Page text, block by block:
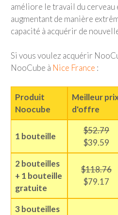
améliore le travail du cerveau
augmentant de manière
capacité à acquérir de
Si vous voulez acquérir
NooCube à Nice France :
Produit
Noocube
Meilleur
d'offre
1 bouteille
$52.79
$39.59
2 bouteilles
+ 1 bouteille
gratuite
$118.76
$79.17
3 bouteilles